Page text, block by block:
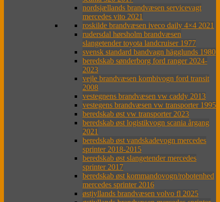
nordsjællands brandvæsen servicevagt
mercedes vito 2021
roskilde brandvæsen iveco daily 4×4 2021
rudersdal hørsholm brandvæsen
slangetender toyota landcruiser 1977
svensk standard bandvagn hägglunds 1980
beredskab sønderborg ford ranger 2024-
2023
vejle brandvæsen kombivogn ford transit
2008
vestegnens brandvæsen vw caddy 2013
vestegens brandvæsen vw transporter 1995
beredskab øst vw transporter 2023
beredskab øst logistikvogn scania årgang
2021
beredskab øst vandskadevogn mercedes
sprinter 2018-2015
beredskab øst slangetender mercedes
sprinter 2017
beredskab øst kommandovogn/robotenhed
mercedes sprinter 2016
østjyllands brandvæsen volvo fl 2025